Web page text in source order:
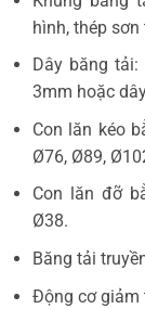
hình, thép
Dây băng
3mm hoặc
Con lăn kéo
Ø76, Ø89,
Con lăn đỡ
Ø38.
Băng tải
Động cơ giảm